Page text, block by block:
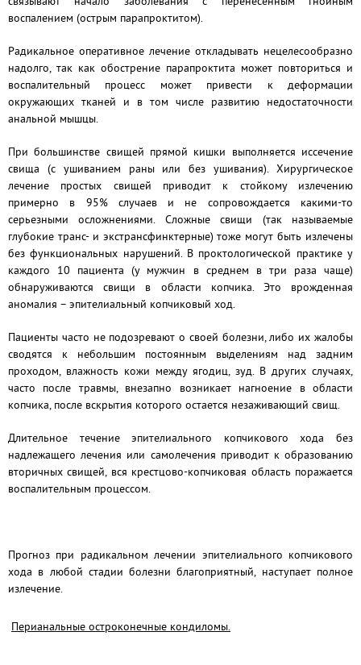
воспалением (острым парапроктитом).
Радикальное оперативное лечение откладывать нецелесообразно
надолго, так как обострение парапроктита может повториться и
воспалительный процесс может привести к деформации
окружающих тканей и в том числе развитию недостаточности
анальной мышцы.
При большинстве свищей прямой кишки выполняется иссечение
свища (с ушиванием раны или без ушивания). Хирургическое
лечение простых свищей приводит к стойкому излечению
примерно в 95% случаев и не сопровождается какими-то
серьезными осложнениями. Сложные свищи (так называемые
глубокие транс- и экстрансфинктерные) тоже могут быть излечены
без функциональных нарушений.В проктологической практике у
каждого 10 пациента (у мужчин в среднем в три раза чаще)
обнаруживаются свищи в области копчика. Это врожденная
аномалия – эпителиальный копчиковый ход.
Пациенты часто не подозревают о своей болезни, либо их жалобы
сводятся к небольшим постоянным выделениям над задним
проходом, влажность кожи между ягодиц, зуд. В других случаях,
часто после травмы, внезапно возникает нагноение в области
копчика, после вскрытия которого остается незаживающий свищ.
Длительное течение эпителиального копчикового хода без
надлежащего лечения или самолечения приводит к образованию
вторичных свищей, вся крестцово-копчиковая область поражается
воспалительным процессом.
Прогноз при радикальном лечении эпителиального копчикового
хода в любой стадии болезни благоприятный, наступает полное
излечение.
Перианальные остроконечные кондиломы.